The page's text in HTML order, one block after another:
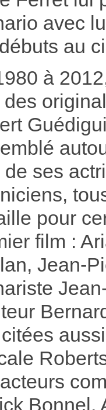
avec
au
à
des
de ses
pour
film :
Jean-
Bonnel,